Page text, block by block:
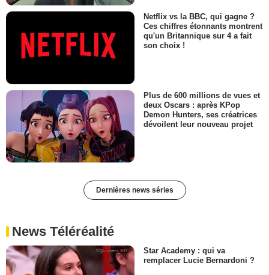
Netflix vs la BBC, qui gagne ?
Ces chiffres étonnants montrent
qu'un Britannique sur 4 a fait
son choix !
Plus de 600 millions de vues et
deux Oscars : après KPop
Demon Hunters, ses créatrices
dévoilent leur nouveau projet
Dernières news séries
News Téléréalité
Star Academy : qui va
remplacer Lucie Bernardoni ?